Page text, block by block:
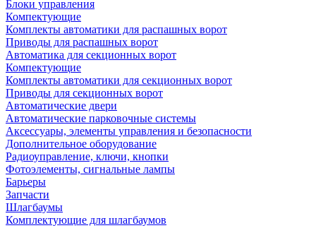
Блоки управления
Компектующие
Комплекты автоматики для распашных ворот
Приводы для распашных ворот
Автоматика для секционных ворот
Компектующие
Комплекты автоматики для секционных ворот
Приводы для секционных ворот
Автоматические двери
Автоматические парковочные системы
Аксессуары, элементы управления и безопасности
Дополнительное оборудование
Радиоуправление, ключи, кнопки
Фотоэлементы, сигнальные лампы
Барьеры
Запчасти
Шлагбаумы
Комплектующие для шлагбаумов